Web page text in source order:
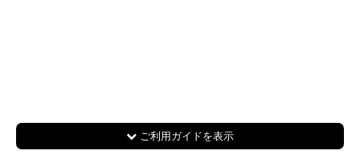
ご利用ガイドを表示